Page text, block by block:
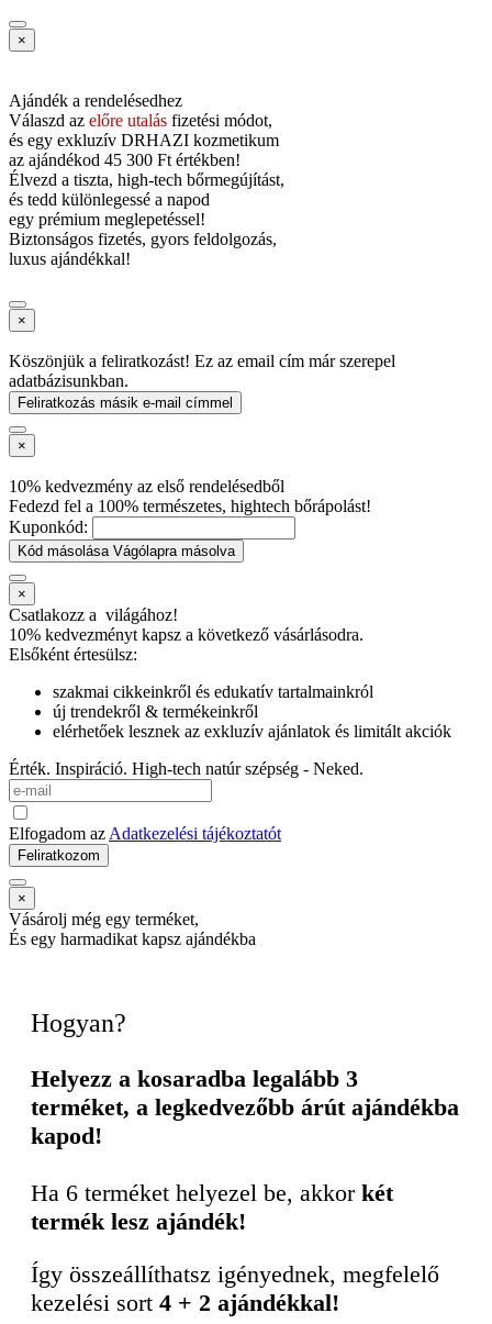
×
Ajándék a rendelésedhez
Válaszd az előre utalás fizetési módot,
és egy exkluzív DRHAZI kozmetikum
az ajándékod 45 300 Ft értékben!
Élvezd a tiszta, high-tech bőrmegújítást,
és tedd különlegessé a napod
egy prémium meglepetéssel!
Biztonságos fizetés, gyors feldolgozás,
luxus ajándékkal!
×
Köszönjük a feliratkozást! Ez az email cím már szerepel
adatbázisunkban.
Feliratkozás másik e-mail címmel
×
10% kedvezmény az első rendelésedből
Fedezd fel a 100% természetes, hightech bőrápolást!
Kuponkód:
Kód másolása Vágólapra másolva
×
Csatlakozz a világához!
10% kedvezményt kapsz a következő vásárlásodra.
Elsőként értesülsz:
szakmai cikkeinkről és edukatív tartalmainkról
új trendekről & termékeinkről
elérhetőek lesznek az exkluzív ajánlatok és limitált akciók
Érték. Inspiráció. High-tech natúr szépség - Neked.
Elfogadom az Adatkezelési tájékoztatót
Feliratkozom
×
Vásárolj még egy terméket,
És egy harmadikat kapsz ajándékba
Hogyan?
Helyezz a kosaradba legalább 3
terméket, a legkedvezőbb árút ajándékba
kapod!
Ha 6 terméket helyezel be, akkor két
termék lesz ajándék!
Így összeállíthatsz igényednek, megfelelő
kezelési sort 4 + 2 ajándékkal!